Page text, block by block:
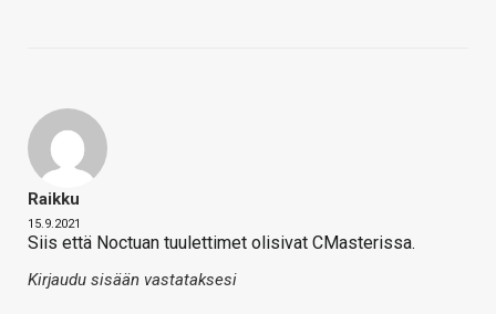
Raikku
15.9.2021
Siis että Noctuan tuulettimet olisivat CMasterissa.
Kirjaudu sisään vastataksesi